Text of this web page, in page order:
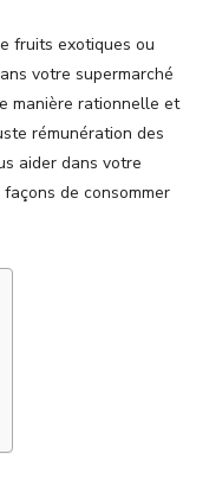
fruits exotiques ou
votre supermarché
manière rationnelle et
rémunération des
aider dans votre
de consommer